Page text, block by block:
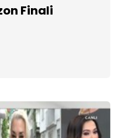
Finali